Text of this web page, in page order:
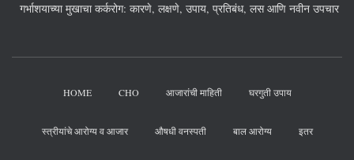
गर्भाशयाच्या मुखाचा कर्करोग: कारणे, लक्षणे, उपाय, प्रतिबंध, लस आणि नवीन उपचार
HOME CHO आजारांची माहिती घरगुती उपाय
स्त्रीयांचे आरोग्य व आजार औषधी वनस्पती बाल आरोग्य इतर